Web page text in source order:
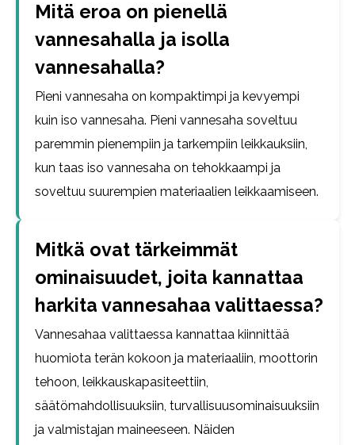
Mitä eroa on pienellä
vannesahalla ja isolla
vannesahalla?
Pieni vannesaha on kompaktimpi ja kevyempi
kuin iso vannesaha. Pieni vannesaha soveltuu
paremmin pienempiin ja tarkempiin leikkauksiin,
kun taas iso vannesaha on tehokkaampi ja
soveltuu suurempien materiaalien leikkaamiseen.
Mitkä ovat tärkeimmät
ominaisuudet, joita kannattaa
harkita vannesahaa valittaessa?
Vannesahaa valittaessa kannattaa kiinnittää
huomiota terän kokoon ja materiaaliin, moottorin
tehoon, leikkauskapasiteettiin,
säätömahdollisuuksiin, turvallisuusominaisuuksiin
ja valmistajan maineeseen. Näiden